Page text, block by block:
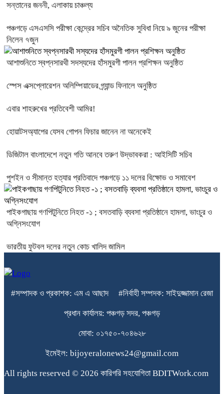
সন্তানের জননী, এলাকায় চাঞ্চল্য
পঞ্চগড়ে এসএসসি পরীক্ষা কেন্দ্রের সচিব অনৈতিক সুবিধা নিয়ে ৯ জুনের পরীক্ষা
নিলেন ৭জুন
আশাশুনিতে স্বপ্নসারথী সদস্যদের হাঁসমুরগী পালন প্রশিক্ষন অনুষ্ঠিত
স্পেস এক্সপ্লোরেশন অলিম্পিয়াডের গ্র্যান্ড ফিনালে অনুষ্ঠিত
এবার শাহরুখের প্রতিবেশী আমির!
হোয়াটসঅ্যাপের যেসব গোপন ফিচার জানেন না অনেকেই
ডিজিটাল বাংলাদেশে নতুন গতি আনবে তরুণ উদ্ভাবকরা : আইসিটি সচিব
পুশইন ও সীমান্ত হত্যার প্রতিবাদে পঞ্চগড়ে ১১ দলের বিক্ষোভ ও সমাবেশ
পাইকগাছায় গণপিটুনিতে নিহত -১ ; বসতবাড়ি ব্যবসা প্রতিষ্ঠানে হামলা, ভাংচুর ও
অগ্নিসংযোগ
ভারতীয় ফুটবল দলের নতুন কোচ খালিদ জামিল
#সম্পাদক ও প্রকাশক: এম এ আছাদ #নির্বাহী সম্পদক: সাইদুজ্জামান রেজা
প্রধান কার্যালয়: পঞ্চগড় সদর, পঞ্চগড়
মোবা: ০১৭৫০-৭০৪৬২৮
ইমেইল: bijoyeralonews24@gmail.com
All rights reserved © 2026 কারিগরি সহযোগিতা BDITWork.com